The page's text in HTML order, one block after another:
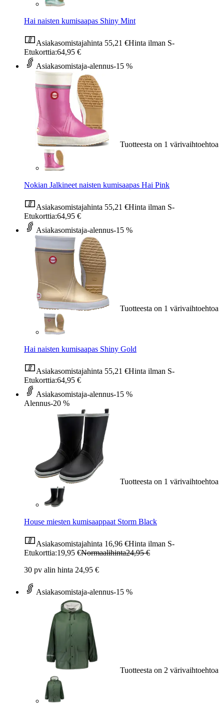
Hai naisten kumisaapas Shiny Mint
Asiakasomistajahinta 55,21 €Hinta ilman S-
Etukorttia:64,95 €
Asiakasomistaja-alennus-15 %
Tuotteesta on 1 värivaihtoehtoa
Nokian Jalkineet naisten kumisaapas Hai Pink
Asiakasomistajahinta 55,21 €Hinta ilman S-
Etukorttia:64,95 €
Asiakasomistaja-alennus-15 %
Tuotteesta on 1 värivaihtoehtoa
Hai naisten kumisaapas Shiny Gold
Asiakasomistajahinta 55,21 €Hinta ilman S-
Etukorttia:64,95 €
Asiakasomistaja-alennus-15 %
Alennus-20 %
Tuotteesta on 1 värivaihtoehtoa
House miesten kumisaappaat Storm Black
Asiakasomistajahinta 16,96 €Hinta ilman S-
Etukorttia:19,95 €Normaalihinta24,95 €
30 pv alin hinta 24,95 €
Asiakasomistaja-alennus-15 %
Tuotteesta on 2 värivaihtoehtoa